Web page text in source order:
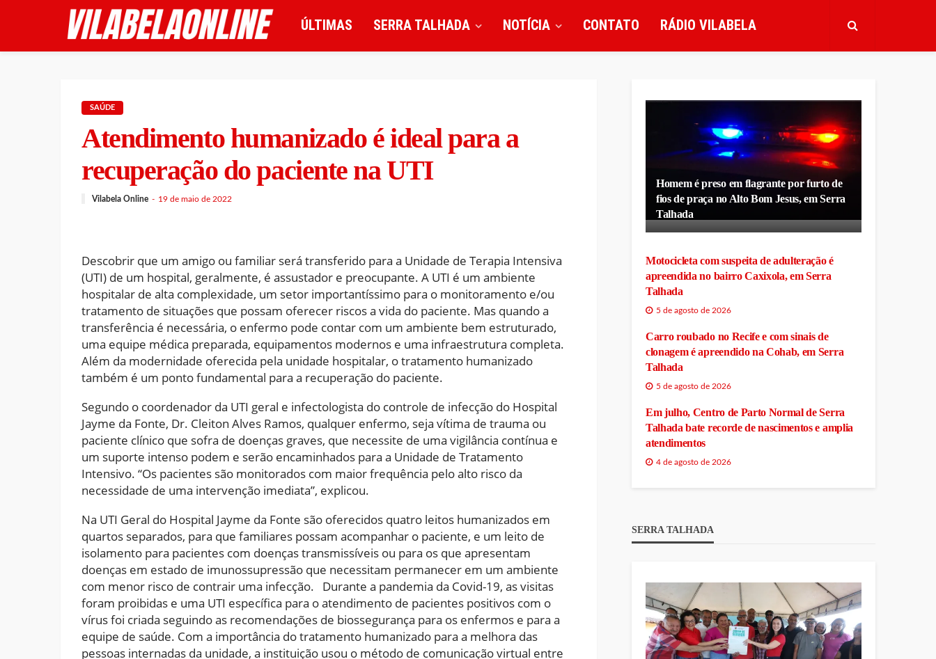
ÚLTIMAS SERRA TALHADA NOTÍCIA CONTATO RÁDIO VILABELA
SAÚDE
Atendimento humanizado é ideal para a
recuperação do paciente na UTI
Vilabela Online 19 de maio de 2022
Descobrir que um amigo ou familiar será transferido para a Unidade de Terapia Intensiva
(UTI) de um hospital, geralmente, é assustador e preocupante. A UTI é um ambiente
hospitalar de alta complexidade, um setor importantíssimo para o monitoramento e/ou
tratamento de situações que possam oferecer riscos a vida do paciente. Mas quando a
transferência é necessária, o enfermo pode contar com um ambiente bem estruturado,
uma equipe médica preparada, equipamentos modernos e uma infraestrutura completa.
Além da modernidade oferecida pela unidade hospitalar, o tratamento humanizado
também é um ponto fundamental para a recuperação do paciente.
Segundo o coordenador da UTI geral e infectologista do controle de infecção do Hospital
Jayme da Fonte, Dr. Cleiton Alves Ramos, qualquer enfermo, seja vítima de trauma ou
paciente clínico que sofra de doenças graves, que necessite de uma vigilância contínua e
um suporte intenso podem e serão encaminhados para a Unidade de Tratamento
Intensivo. “Os pacientes são monitorados com maior frequência pelo alto risco da
necessidade de uma intervenção imediata”, explicou.
Na UTI Geral do Hospital Jayme da Fonte são oferecidos quatro leitos humanizados em
quartos separados, para que familiares possam acompanhar o paciente, e um leito de
isolamento para pacientes com doenças transmissíveis ou para os que apresentam
doenças em estado de imunossupressão que necessitam permanecer em um ambiente
com menor risco de contrair uma infecção. Durante a pandemia da Covid-19, as visitas
foram proibidas e uma UTI específica para o atendimento de pacientes positivos com o
vírus foi criada seguindo as recomendações de biossegurança para os enfermos e para a
equipe de saúde. Com a importância do tratamento humanizado para a melhora das
pessoas internadas da unidade, a instituição usou o método de comunicação virtual entre
Homem é preso em flagrante por furto de
fios de praça no Alto Bom Jesus, em Serra
Talhada
Motocicleta com suspeita de adulteração é
apreendida no bairro Caxixola, em Serra
Talhada
5 de agosto de 2026
Carro roubado no Recife e com sinais de
clonagem é apreendido na Cohab, em Serra
Talhada
5 de agosto de 2026
Em julho, Centro de Parto Normal de Serra
Talhada bate recorde de nascimentos e amplia
atendimentos
4 de agosto de 2026
SERRA TALHADA